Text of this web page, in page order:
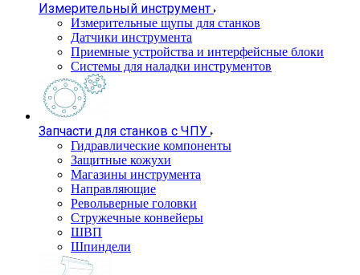
Измерительный инструмент
Измерительные щупы для станков
Датчики инструмента
Приемные устройства и интерфейсные блоки
Системы для наладки инструментов
Запчасти для станков с ЧПУ
Гидравлические компоненты
Защитные кожухи
Магазины инструмента
Направляющие
Револьверные головки
Стружечные конвейеры
ШВП
Шпиндели